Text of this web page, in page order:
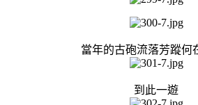
當年的古砲流落芳蹤何
到此一遊